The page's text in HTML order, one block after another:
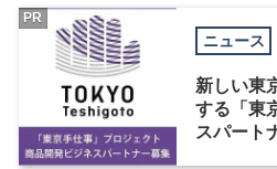
ニュース
新しい東
する「東
スパート
PR